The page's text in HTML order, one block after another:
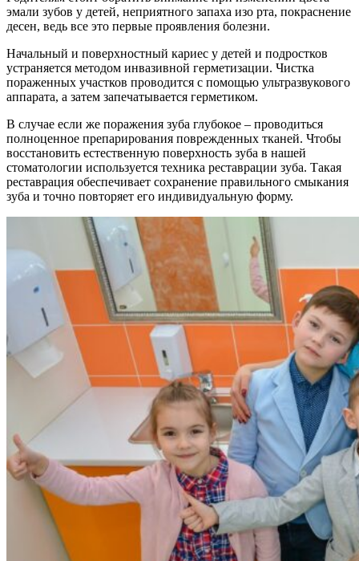
эмали зубов у детей, неприятного запаха изо рта, покраснение
десен, ведь все это первые проявления болезни.
Начальный и поверхностный кариес у детей и подростков
устраняется методом инвазивной герметизации. Чистка
пораженных участков проводится с помощью ультразвукового
аппарата, а затем запечатывается герметиком.
В случае если же поражения зуба глубокое – проводиться
полноценное препарирования поврежденных тканей. Чтобы
восстановить естественную поверхность зуба в нашей
стоматологии используется техника реставрации зуба. Такая
реставрация обеспечивает сохранение правильного смыкания
зуба и точно повторяет его индивидуальную форму.